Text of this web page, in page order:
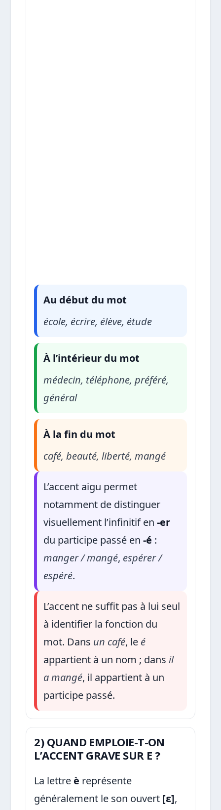
Au début du mot
école, écrire, élève, étude
À l’intérieur du mot
médecin, téléphone, préféré,
général
À la fin du mot
café, beauté, liberté, mangé
L’accent aigu permet
notamment de distinguer
visuellement l’infinitif en-er
du participe passé en-é :
manger / mangé, espérer /
espéré.
L’accent ne suffit pas à lui seul
à identifier la fonction du
mot. Dans un café, le é
appartient à un nom ; dansil
a mangé, il appartient à un
participe passé.
2) QUAND EMPLOIE-T-ON
L’ACCENT GRAVE SUR E ?
La lettre è représente
généralement le son ouvert [ɛ],